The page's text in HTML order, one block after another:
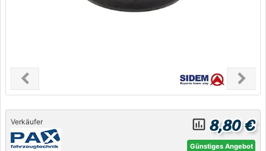
chevron_leftPrevious chevron_right
Next
Verkäufer insert_chart_outlined 8,80 €
Günstiges Angebot